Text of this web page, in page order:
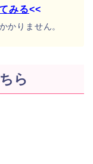
みる<<
かりません。
ら